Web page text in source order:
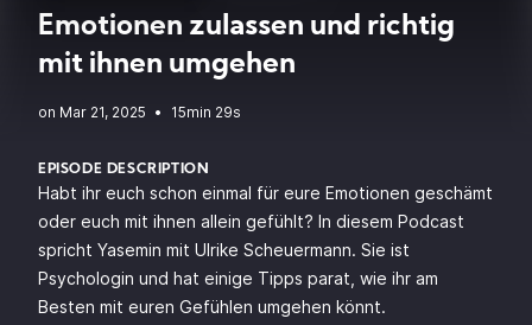
Emotionen zulassen und richtig
mit ihnen umgehen
• 15min 29s
EPISODE DESCRIPTION
Habt ihr euch schon einmal für eure Emotionen geschämt
oder euch mit ihnen allein gefühlt? In diesem Podcast
spricht Yasemin mit Ulrike Scheuermann. Sie ist
Psychologin und hat einige Tipps parat, wie ihr am
Besten mit euren Gefühlen umgehen könnt.